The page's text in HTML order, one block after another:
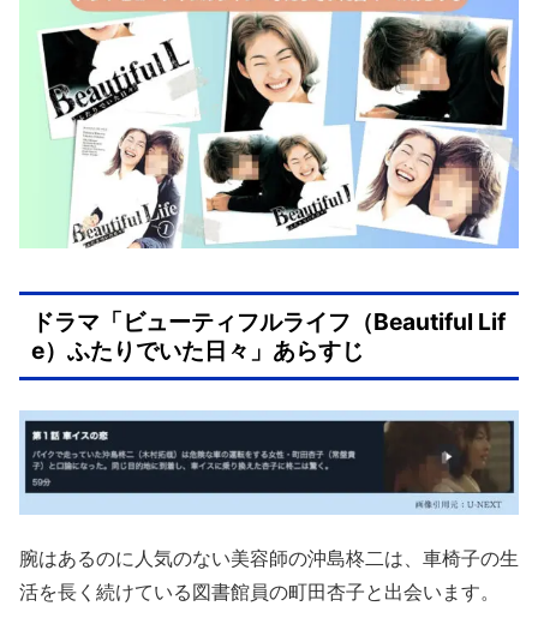
ドラマ「ビューティフルライフ（Beautiful Lif
e）ふたりでいた日々」あらすじ
腕はあるのに人気のない美容師の沖島柊二は、車椅子の生
活を長く続けている図書館員の町田杏子と出会います。